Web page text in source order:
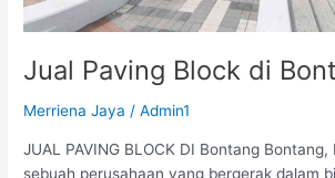
Jual Paving Block di
Merriena Jaya /Admin1
JUAL PAVING BLOCK DI Bontang Bontang,
sebuah perusahaan yang bergerak dalam